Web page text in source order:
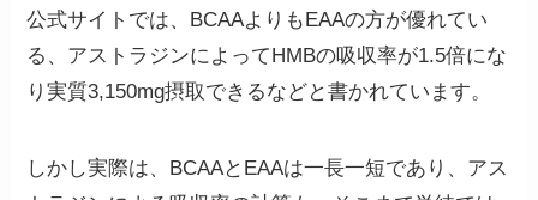
公式サイトでは、BCAAよりもEAAの方が優れてい
る、アストラジンによってHMBの吸収率が1.5倍にな
り実質3,150mg摂取できるなどと書かれています。
しかし実際は、BCAAとEAAは一長一短であり、アス